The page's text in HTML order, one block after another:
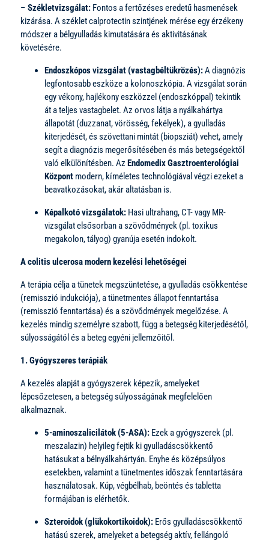
– Székletvizsgálat: Fontos a fertőzéses eredetű hasmenések
kizárása. A széklet calprotectin szintjének mérése egy érzékeny
módszer a bélgyulladás kimutatására és aktivitásának
követésére.
Endoszkópos vizsgálat (vastagbéltükrözés):A diagnózis
legfontosabb eszköze a kolonoszkópia. A vizsgálat során
egy vékony, hajlékony eszközzel (endoszkóppal) tekintik
át a teljes vastagbelet. Az orvos látja a nyálkahártya
állapotát (duzzanat, vörösség, fekélyek), a gyulladás
kiterjedését, és szövettani mintát (biopsziát) vehet, amely
segít a diagnózis megerősítésében és más betegségektől
való elkülönítésben. Az Endomedix Gasztroenterológiai
Központ modern, kíméletes technológiával végzi ezeket a
beavatkozásokat, akár altatásban is.
Képalkotó vizsgálatok: Hasi ultrahang, CT- vagy MR-
vizsgálat elsősorban a szövődmények (pl. toxikus
megakolon, tályog) gyanúja esetén indokolt.
A colitis ulcerosa modern kezelési lehetőségei
A terápia célja a tünetek megszüntetése, a gyulladás csökkentése
(remisszió indukciója), a tünetmentes állapot fenntartása
(remisszió fenntartása) és a szövődmények megelőzése. A
kezelés mindig személyre szabott, függ a betegség kiterjedésétől,
súlyosságától és a beteg egyéni jellemzőitől.
1. Gyógyszeres terápiák
A kezelés alapját a gyógyszerek képezik, amelyeket
lépcsőzetesen, a betegség súlyosságának megfelelően
alkalmaznak.
5-aminoszalicilátok (5-ASA): Ezek a gyógyszerek (pl.
meszalazin) helyileg fejtik ki gyulladáscsökkentő
hatásukat a bélnyálkahártyán. Enyhe és középsúlyos
esetekben, valamint a tünetmentes időszak fenntartására
használatosak. Kúp, végbélhab, beöntés és tabletta
formájában is elérhetők.
Szteroidok (glükokortikoidok): Erős gyulladáscsökkentő
hatású szerek, amelyeket a betegség aktív, fellángoló